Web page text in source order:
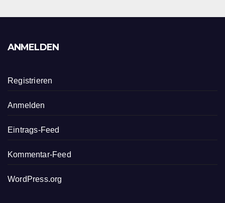
ANMELDEN
Registrieren
Anmelden
Eintrags-Feed
Kommentar-Feed
WordPress.org